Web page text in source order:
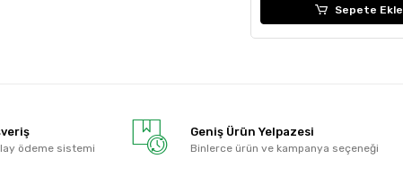
Sepete Ekle
ödeme sistemi
Geniş Ürün Yelpazesi
Binlerce ürün ve kampanya seçeneği